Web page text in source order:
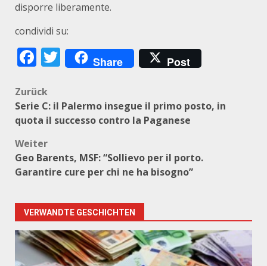
disporre liberamente.
condividi su:
Facebook
Twitter
Share Post
Beitragsnavigation
Zurück
Serie C: il Palermo insegue il primo posto, in
quota il successo contro la Paganese
Weiter
Geo Barents, MSF: “Sollievo per il porto.
Garantire cure per chi ne ha bisogno”
VERWANDTE GESCHICHTEN